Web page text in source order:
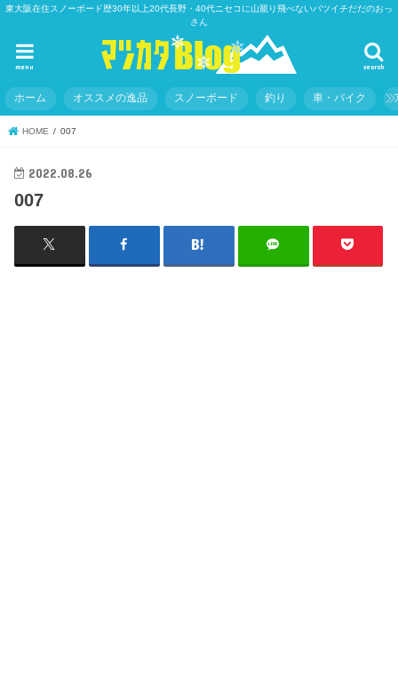
東大阪在住スノーボード歴30年以上20代長野・40代ニセコに山籠り飛べないバツイチだだのおっ
さん
search
menu
ホーム オススメの逸品 スノーボード 釣り 車・バイク
HOME 007
2022.08.26
007